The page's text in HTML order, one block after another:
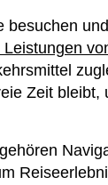
besuchen
Leistungen
Zeit bleibt,